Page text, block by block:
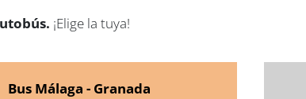
¡Elige la tuya!
Bus Málaga - Granada